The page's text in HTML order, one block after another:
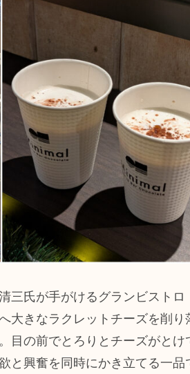
三氏が手がけるグランビストロ
大きなラクレットチーズを削り
の前でとろりとチーズがとけ
興奮を同時にかき立てる一品